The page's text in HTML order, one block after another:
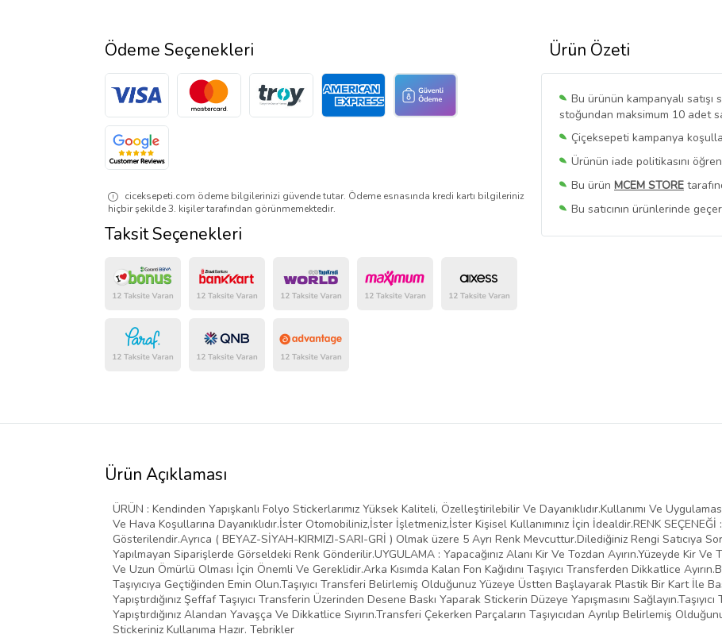
Ürün Özeti
Bu ürünün kampanyalı satışı
stoğundan maksimum 10 adet
Çiçeksepeti kampanya
Ürünün iade politikasını
Bu ürün MCEM STORE
Bu satıcının ürünlerinde
Bu SatıcınınTüm Ürünlerini
Ödeme Seçenekleri
ciceksepeti.com ödeme bilgilerinizi güvende tutar. Ödeme esnasında kredi kartı bilgileriniz
hiçbir şekilde 3. kişiler tarafından görünmemektedir.
Taksit Seçenekleri
Ürün Açıklaması
ÜRÜN : Kendinden Yapışkanlı Folyo Stickerlarımız Yüksek Kaliteli, Özelleştirilebilir Ve Dayanıklıdır.Kullanımı Ve
Ve Hava Koşullarına Dayanıklıdır.İster Otomobiliniz,İster İşletmeniz,İster Kişisel Kullanımınız İçin İdealdir.RENK
Gösterilendir.Ayrıca ( BEYAZ-SİYAH-KIRMIZI-SARI-GRİ ) Olmak üzere 5 Ayrı Renk Mevcuttur.Dilediğiniz Rengi Satıcıya
Yapılmayan Siparişlerde Görseldeki Renk Gönderilir.UYGULAMA : Yapacağınız Alanı Kir Ve Tozdan Ayırın.Yüzeyde Kir Ve
Ve Uzun Ömürlü Olması İçin Önemli Ve Gereklidir.Arka Kısımda Kalan Fon Kağıdını Taşıyıcı Transferden Dikkatlice
Taşıyıcıya Geçtiğinden Emin Olun.Taşıyıcı Transferi Belirlemiş Olduğunuz Yüzeye Üstten Başlayarak Plastik Bir Kart İle
Yapıştırdığınız Şeffaf Taşıyıcı Transferin Üzerinden Desene Baskı Yaparak Stickerin Düzeye Yapışmasını
Yapıştırdığınız Alandan Yavaşça Ve Dikkatlice Sıyırın.Transferi Çekerken Parçaların Taşıyıcıdan Ayrılıp Belirlemiş
Stickeriniz Kullanıma Hazır. Tebrikler